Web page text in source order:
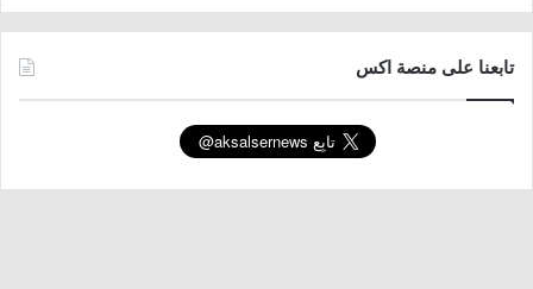
تابعنا على منصة اكس